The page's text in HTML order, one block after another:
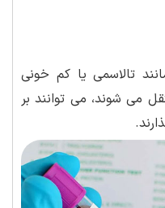
تالاسمی یا کم خونی
می شوند، می توانند بر